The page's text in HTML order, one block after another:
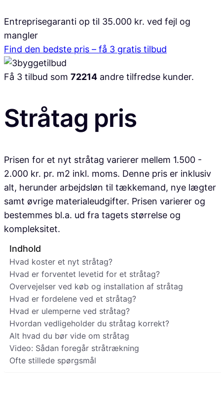
Entreprisegaranti op til 35.000 kr. ved fejl og
mangler
Find den bedste pris – få 3 gratis tilbud
Få 3 tilbud som 72214 andre tilfredse kunder.
Stråtag pris
Prisen for et nyt stråtag varierer mellem 1.500 -
2.000 kr. pr. m2 inkl. moms. Denne pris er inklusiv
alt, herunder arbejdsløn til tækkemand, nye lægter
samt øvrige materialeudgifter. Prisen varierer og
bestemmes bl.a. ud fra tagets størrelse og
kompleksitet.
Indhold
Hvad koster et nyt stråtag?
Hvad er forventet levetid for et stråtag?
Overvejelser ved køb og installation af stråtag
Hvad er fordelene ved et stråtag?
Hvad er ulemperne ved stråtag?
Hvordan vedligeholder du stråtag korrekt?
Alt hvad du bør vide om stråtag
Video: Sådan foregår stråtrækning
Ofte stillede spørgsmål